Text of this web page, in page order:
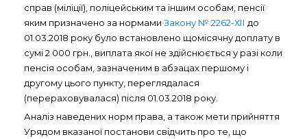
справ (міліції), поліцейським та іншим особам, пенсії
яким призначено за нормами Закону № 2262-ХІІ до
01.03.2018 року було встановлено щомісячну доплату в
сумі 2 000 грн., виплата якої не здійснюється у разі коли
пенсія особам, зазначеним в абзацах першому і
другому цього пункту, переглядалася
(перераховувалася) після 01.03.2018 року.
Аналіз наведених норм права, а також мети прийняття
Урядом вказаної постанови свідчить про те, що